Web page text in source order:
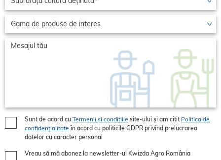
Sunt de acord cu Termenii și condițiile site-ului și am citit Politica de
confidențialitate în acord cu politicile GDPR privind prelucrarea
datelor cu caracter personal
Vreau să mă abonez la newsletter-ul Kwizda Agro România